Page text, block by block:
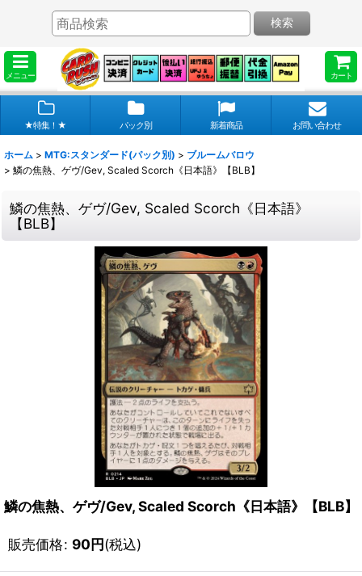
メニュー カート
検索
★特集！★ パック別 新着商品 お問い合わせ
ホーム > MTG:スタンダード(パック別) > ブルームバロウ
> 鱗の焦熱、ゲヴ/Gev, Scaled Scorch《日本語》【BLB】
鱗の焦熱、ゲヴ/Gev, Scaled Scorch《日本語》
【BLB】
鱗の焦熱、ゲヴ/Gev, Scaled Scorch《日本語》【BLB】
販売価格: 90円(税込)